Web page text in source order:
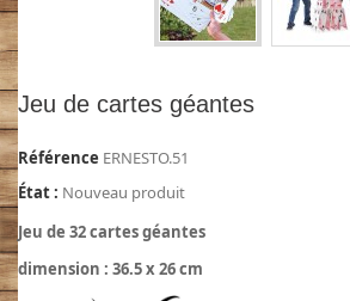
Jeu de cartes géantes
Référence ERNESTO.51
État : Nouveau produit
Jeu de 32 cartes géantes
dimension : 36.5 x 26 cm